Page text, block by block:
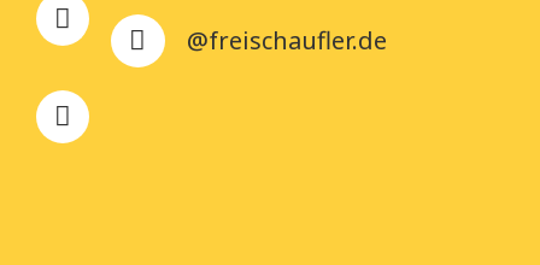
@freischaufler.de